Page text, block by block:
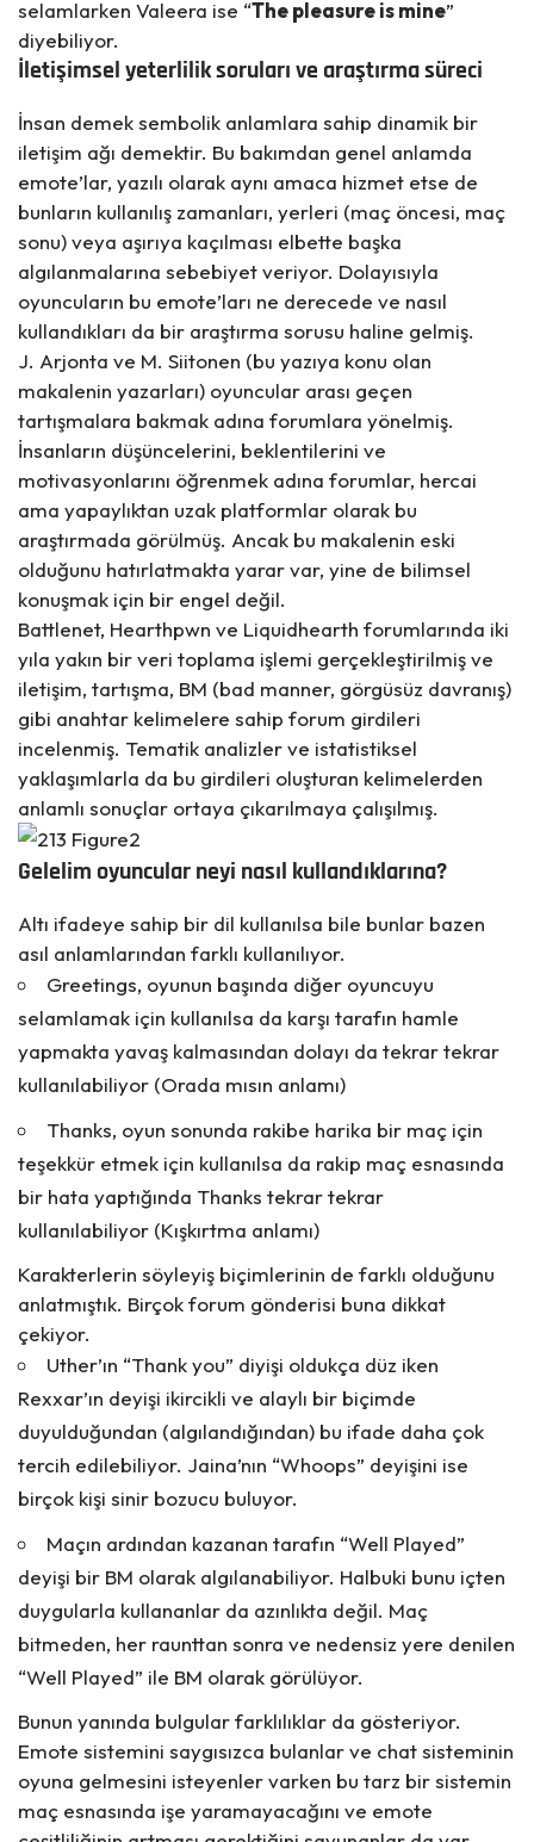
selamlarken Valeera ise “The pleasure is mine”
diyebiliyor.
İletişimsel yeterlilik soruları ve araştırma süreci
İnsan demek sembolik anlamlara sahip dinamik bir
iletişim ağı demektir. Bu bakımdan genel anlamda
emote’lar, yazılı olarak aynı amaca hizmet etse de
bunların kullanılış zamanları, yerleri (maç öncesi, maç
sonu) veya aşırıya kaçılması elbette başka
algılanmalarına sebebiyet veriyor. Dolayısıyla
oyuncuların bu emote’ları ne derecede ve nasıl
kullandıkları da bir araştırma sorusu haline gelmiş.
J. Arjonta ve M. Siitonen (bu yazıya konu olan
makalenin yazarları) oyuncular arası geçen
tartışmalara bakmak adına forumlara yönelmiş.
İnsanların düşüncelerini, beklentilerini ve
motivasyonlarını öğrenmek adına forumlar, hercai
ama yapaylıktan uzak platformlar olarak bu
araştırmada görülmüş. Ancak bu makalenin eski
olduğunu hatırlatmakta yarar var, yine de bilimsel
konuşmak için bir engel değil.
Battlenet, Hearthpwn ve Liquidhearth forumlarında iki
yıla yakın bir veri toplama işlemi gerçekleştirilmiş ve
iletişim, tartışma, BM (bad manner, görgüsüz davranış)
gibi anahtar kelimelere sahip forum girdileri
incelenmiş. Tematik analizler ve istatistiksel
yaklaşımlarla da bu girdileri oluşturan kelimelerden
anlamlı sonuçlar ortaya çıkarılmaya çalışılmış.
Gelelim oyuncular neyi nasıl kullandıklarına?
Altı ifadeye sahip bir dil kullanılsa bile bunlar bazen
asıl anlamlarından farklı kullanılıyor.
Greetings, oyunun başında diğer oyuncuyu
selamlamak için kullanılsa da karşı tarafın hamle
yapmakta yavaş kalmasından dolayı da tekrar tekrar
kullanılabiliyor (Orada mısın anlamı)
Thanks, oyun sonunda rakibe harika bir maç için
teşekkür etmek için kullanılsa da rakip maç esnasında
bir hata yaptığında Thanks tekrar tekrar
kullanılabiliyor (Kışkırtma anlamı)
Karakterlerin söyleyiş biçimlerinin de farklı olduğunu
anlatmıştık. Birçok forum gönderisi buna dikkat
çekiyor.
Uther’ın “Thank you” diyişi oldukça düz iken
Rexxar’ın deyişi ikircikli ve alaylı bir biçimde
duyulduğundan (algılandığından) bu ifade daha çok
tercih edilebiliyor. Jaina’nın “Whoops” deyişini ise
birçok kişi sinir bozucu buluyor.
Maçın ardından kazanan tarafın “Well Played”
deyişi bir BM olarak algılanabiliyor. Halbuki bunu içten
duygularla kullananlar da azınlıkta değil. Maç
bitmeden, her raunttan sonra ve nedensiz yere denilen
“Well Played” ile BM olarak görülüyor.
Bunun yanında bulgular farklılıklar da gösteriyor.
Emote sistemini saygısızca bulanlar ve chat sisteminin
oyuna gelmesini isteyenler varken bu tarz bir sistemin
maç esnasında işe yaramayacağını ve emote